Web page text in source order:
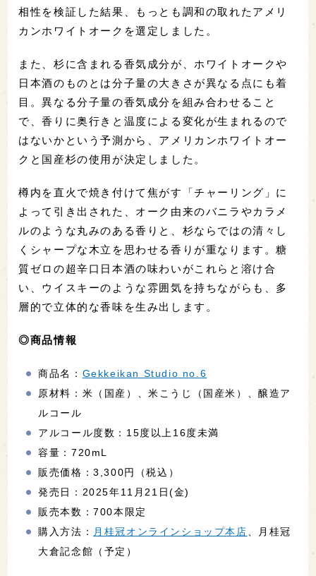
相性を検証した結果、もっとも調和の取れたアメリ
カンホワイトオークを選定しました。
また、杉に含まれる香気成分が、ホワイトオークや
日本酒のものとは分子量の大きさが異なる点にも着
目。異なる分子量の香気成分を組み合わせること
で、香りに奥行きと温度による変化が生まれるので
はないかという予測から、アメリカンホワイトオー
クと国産杉の使用が決定しました。
樽内を直火で焼き付けて焦がす「チャーリング」に
よって引き出された、オーク由来のバニラやカラメ
ルのような丸みのある香りと、杉ならではの清々し
くシャープな木立を思わせる香りが重なります。糖
質ゼロの超辛口日本酒の味わいがこれらと溶け合
い、ウイスキーのような雰囲気を持ちながらも、多
層的で立体的な香味を生み出します。
◎商品情報
商品名： Gekkeikan Studio no.6
原材料：米（国産）、米こうじ（国産米）、醸造ア
ルコール
アルコール度数：15度以上16度未満
容量：720mL
販売価格：3,300円（税込）
発売日：2025年11月21日(金)
販売本数：700本限定
購入方法： 月桂冠オンラインショップ本店、月桂冠
大倉記念館（予定）